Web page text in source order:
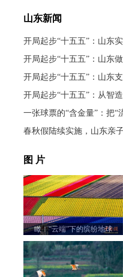
山东新闻
开局起步“十五五”：山东
一张球票的“含金量”：把“
春秋假陆续实施，山东亲
图 片
瞰！“云端”下的缤纷地球